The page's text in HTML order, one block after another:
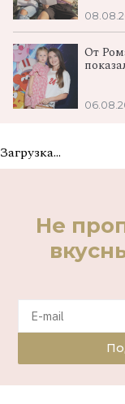
От
Загрузка...
Не